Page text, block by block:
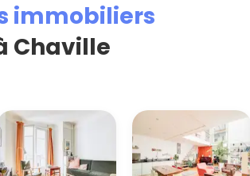
immobiliers
Chaville